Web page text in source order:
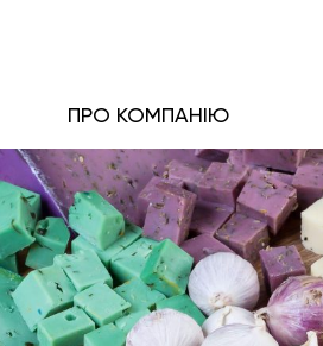
ПРО КОМПАНІЮ